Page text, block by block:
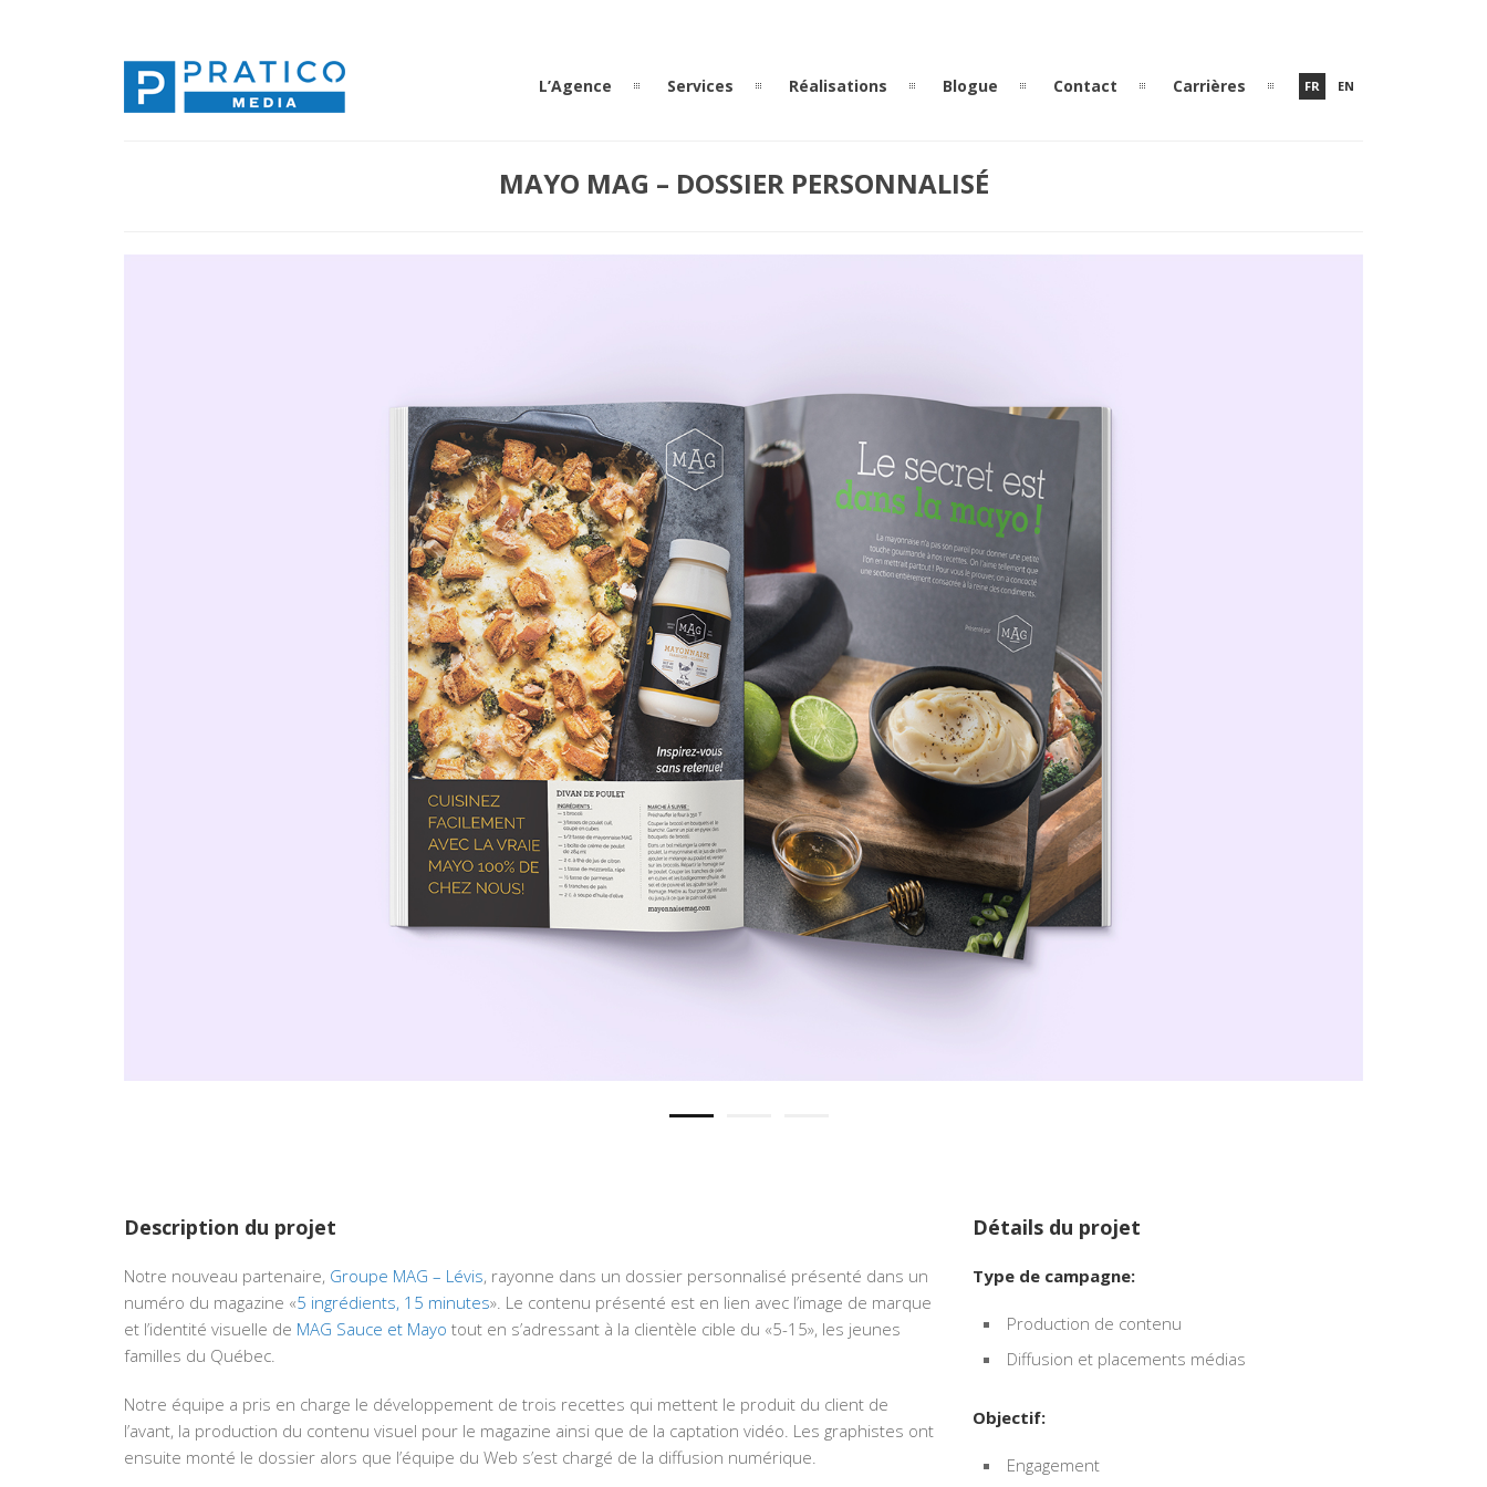
FR EN
L’Agence Services Réalisations Blogue Contact Carrières
MAYO MAG – DOSSIER PERSONNALISÉ
Description du projet
Notre nouveau partenaire, Groupe MAG – Lévis, rayonne dans un dossier personnalisé présenté dans un
numéro du magazine «5 ingrédients, 15 minutes». Le contenu présenté est en lien avec l’image de marque
et l’identité visuelle de MAG Sauce et Mayo tout en s’adressant à la clientèle cible du «5-15», les jeunes
familles du Québec.
Notre équipe a pris en charge le développement de trois recettes qui mettent le produit du client de
l’avant, la production du contenu visuel pour le magazine ainsi que de la captation vidéo. Les graphistes ont
ensuite monté le dossier alors que l’équipe du Web s’est chargé de la diffusion numérique.
Détails du projet
Type de campagne:
Production de contenu
Diffusion et placements médias
Objectif:
Engagement